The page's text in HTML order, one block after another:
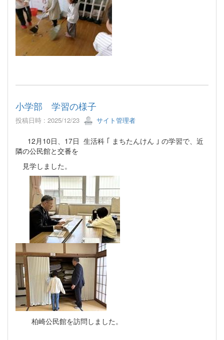
小学部 学習の様子
投稿日時 : 2025/12/23 サイト管理者
12月10日、17日 生活科 ｢ まちたんけん ｣ の学習で、近
隣の公民館と交番を
見学しました。
柏崎公民館を訪問しました。